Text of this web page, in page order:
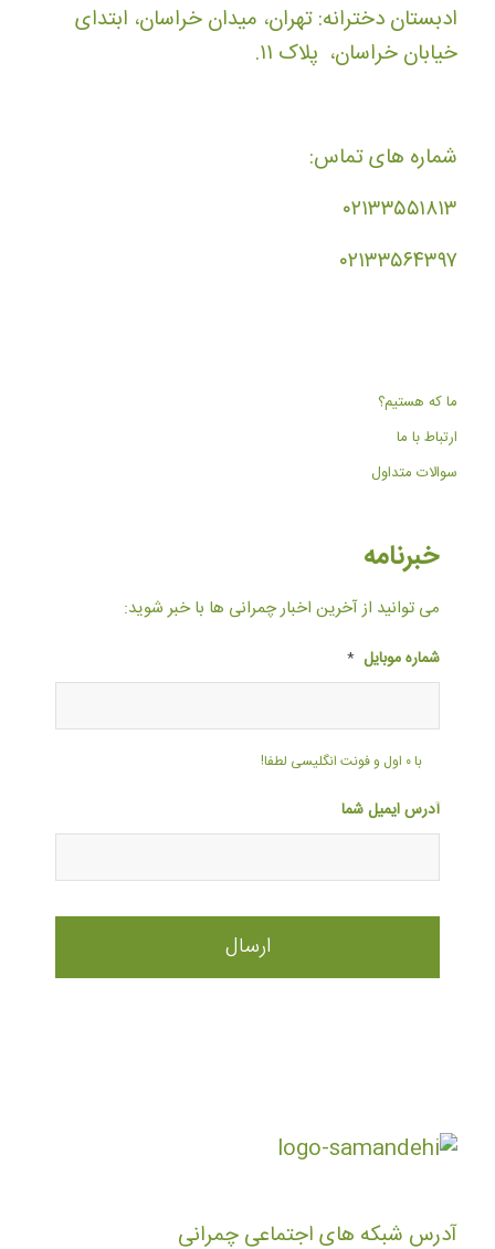
ادبستان دخترانه: تهران، میدان خراسان، ابتدای
خیابان خراسان، پلاک ۱۱.
شماره های تماس:
۰۲۱۳۳۵۵۱۸۱۳
۰۲۱۳۳۵۶۴۳۹۷
ما که هستیم؟
ارتباط با ما
سوالات متداول
خبرنامه
می توانید از آخرین اخبار چمرانی ها با خبر شوید:
شماره موبایل *
با ۰ اول و فونت انگلیسی لطفا!
آدرس ایمیل شما
آدرس شبکه های اجتماعی چمرانی